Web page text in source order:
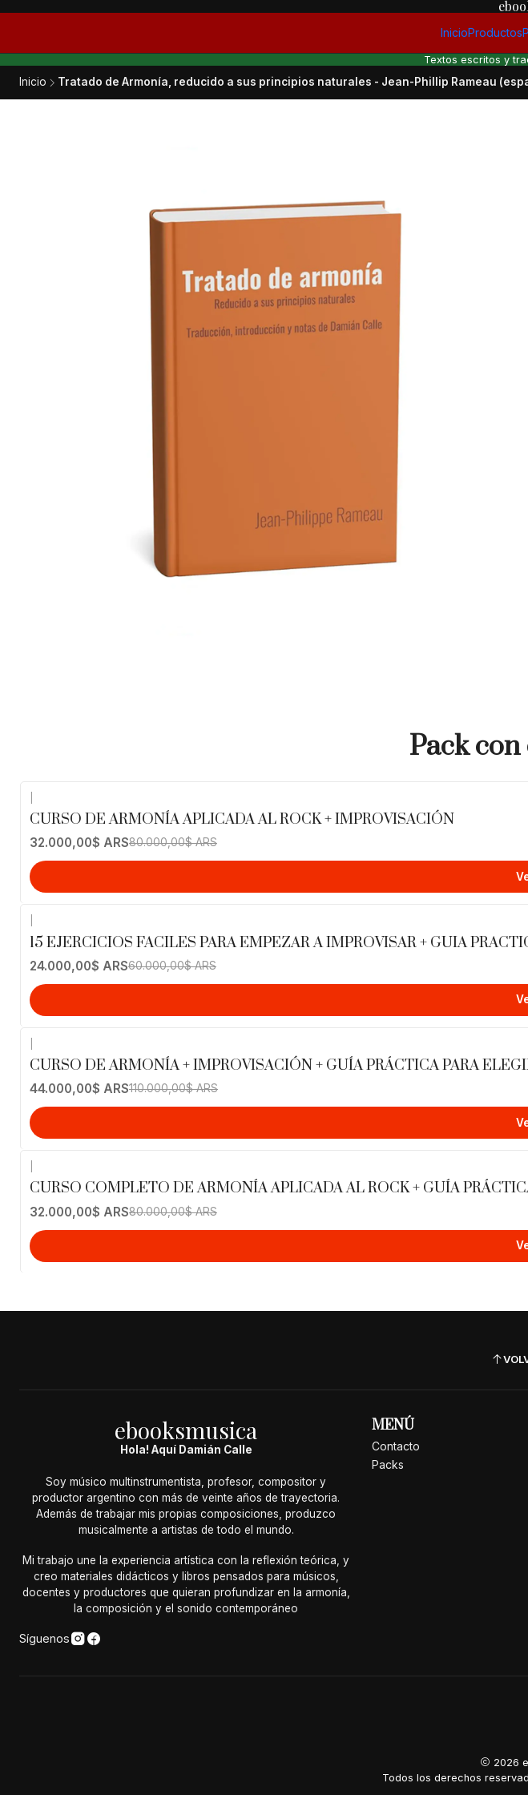
InicioProductos
Textos escritos y
Inicio Tratado de Armonía, reducido a sus principios naturales - Jean-Phillip Rameau
Pack
-60% OFF
CURSO DE ARMONÍA APLICADA AL ROCK + IMPROVISACIÓN
32.000,00$ ARS80.000,00$ ARS
-60%OFF
15 EJERCICIOS FACILES PARA EMPEZAR A IMPROVISAR + GUIA
24.000,00$ ARS60.000,00$ ARS
-60% OFF
CURSO DE ARMONÍA + IMPROVISACIÓN + GUÍA PRÁCTICA PARA
44.000,00$ ARS110.000,00$ ARS
-60% OFF
CURSO COMPLETO DE ARMONÍA APLICADA AL ROCK + GUÍA
32.000,00$ ARS80.000,00$ ARS
ebooksmusica
Hola! Aquí Damián Calle
Soy músico multinstrumentista, profesor, compositor y
productor argentino con más de veinte años de trayectoria.
Además de trabajar mis propias composiciones, produzco
musicalmente a artistas de todo el mundo.
Mi trabajo une la experiencia artística con la reflexión teórica, y
creo materiales didácticos y libros pensados para músicos,
docentes y productores que quieran profundizar en la armonía,
la composición y el sonido contemporáneo
Síguenos
MENÚ
Contacto
Packs
2026
Todos los derechos